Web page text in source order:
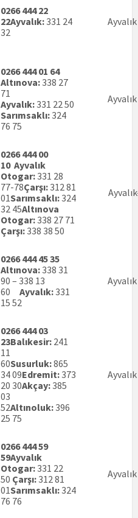
0266 444 22
22Ayvalık:331 24
32
Ayvalık
0266 444 01 64
Altınova:338 27
71
Ayvalık:331 22 50
Sarımsaklı:324
76 75
Ayvalık
0266 444 00
10 Ayvalık
Otogar:331 28
77-78Çarşı:312 81
01Sarımsaklı:324
32 45Altınova
Otogar:338 27 71
Çarşı:338 38 50
0266 444 45 35
Altınova:338 31
90 – 338 13
60
Ayvalık:331
15 52
Ayvalık
0266 444 03
23Balıkesir: 241
11
60Susurluk:865
34 09Edremit:373
20 30Akçay:385
03
52Altınoluk:396
25 75
Ayvalık
0266 444 59
59Ayvalık
Otogar:331 22
50 Çarşı:312 81
01Sarımsaklı:324
76 76
Ayvalık